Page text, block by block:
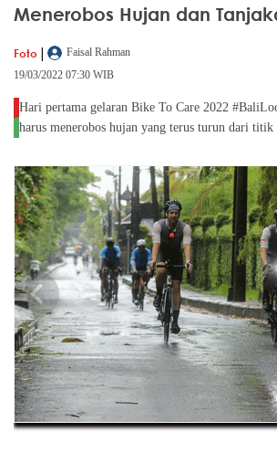
Menerobos Hujan dan
Foto |
Faisal Rahman
19/03/2022 07:30 WIB
Hari pertama gelaran Bike To Care 2022
harus menerobos hujan yang terus turun dari titik
chevron_left